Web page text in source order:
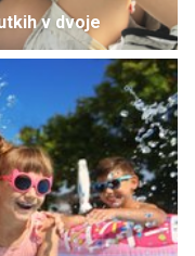
v dvoje